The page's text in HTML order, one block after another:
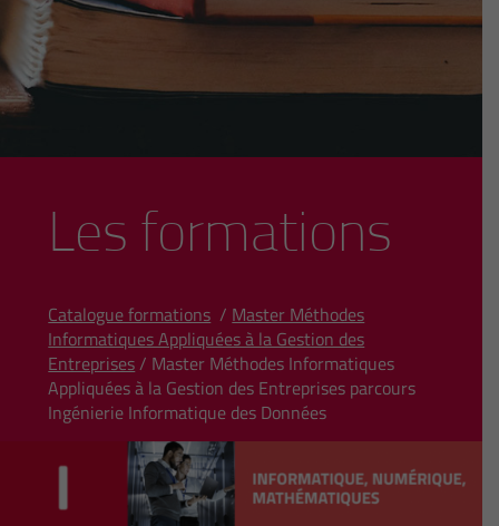
Les formations
Catalogue formations / Master Méthodes
Informatiques Appliquées à la Gestion des
Entreprises/ Master Méthodes Informatiques
Appliquées à la Gestion des Entreprises parcours
Ingénierie Informatique des Données